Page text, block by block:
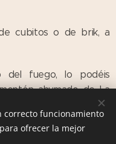
cubitos o de brik, a
del fuego, lo podéis
ahumado de La
correcto funcionamiento
ofrecer la mejor